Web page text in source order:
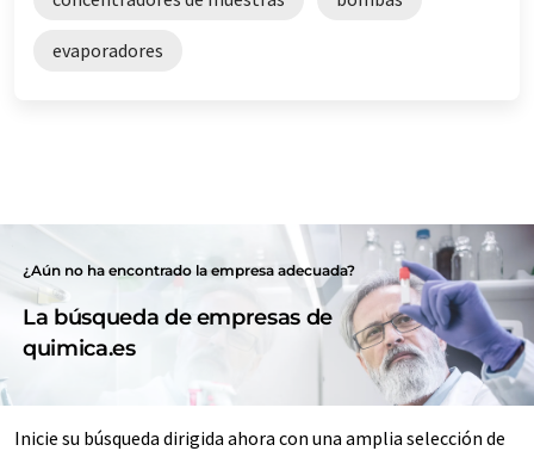
evaporadores
¿Aún no ha encontrado la empresa adecuada?
La búsqueda de empresas de
quimica.es
Inicie su búsqueda dirigida ahora con una amplia selección de